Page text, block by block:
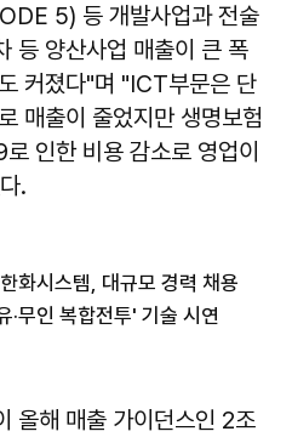
5) 등 개발사업과 전술
등 양산사업 매출이 큰 폭
커졌다"며 "ICT부문은 단
매출이 줄었지만 생명보험
인한 비용 감소로 영업이
.
화시스템, 대규모 경력 채용
·무인 복합전투' 기술 시연
올해 매출 가이던스인 2조